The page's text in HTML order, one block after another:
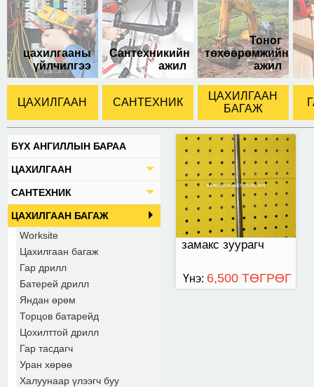
цахилгааны
үйлчилгээ
Сантехникийн
ажил
Тоног
төхөөрөмжийн
ажил
ЦАХИЛГААН САНТЕХНИК
ЦАХИЛГААН
БАГАЖ
БҮХ АНГИЛЛЫН БАРАА
ЦАХИЛГААН
САНТЕХНИК
ЦАХИЛГААН БАГАЖ
Worksite
Цахилгаан багаж
Гар дрилл
Батерей дрилл
Яндан өрөм
Торцов батарейд
Цохилттой дрилл
Гар тасдагч
Уран хөрөө
Халуунаар үлээгч буу
замакс зуурагч
Үнэ: 6,500 ТӨГРӨГ